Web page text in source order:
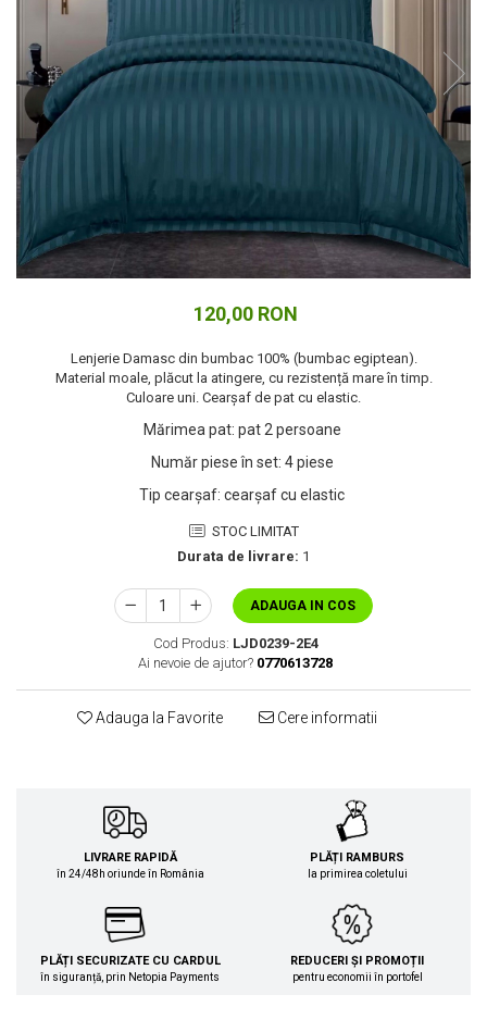
Cuverturi bumbac
Cuverturi catifea
Huse de protecție
Huse de protectie pat finet
Huse de protecție scaun
Prosoape
Prosoape de baie
Electrocasnice
Cântare electronice
Produse de cult religios
120,00 RON
Lenjerie Damasc din bumbac 100% (bumbac egiptean).
Material moale, plăcut la atingere, cu rezistență mare în timp.
Culoare uni. Cearșaf de pat cu elastic.
Mărimea pat: pat 2 persoane
Număr piese în set: 4 piese
Tip cearșaf: cearșaf cu elastic
STOC LIMITAT
Durata de livrare: 1
ADAUGA IN COS
Cod Produs: LJD0239-2E4
Ai nevoie de ajutor? 0770613728
Adauga la Favorite Cere informatii
LIVRARE RAPIDĂ
în 24/48h oriunde în România
PLĂȚI RAMBURS
la primirea coletului
PLĂȚI SECURIZATE CU CARDUL
în siguranță, prin Netopia Payments
REDUCERI ȘI PROMOȚII
pentru economii în portofel